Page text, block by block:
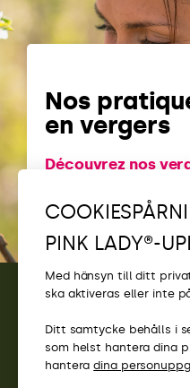
Nos
en vergers
Découvrez nos
ÅTKOMST
PINK LADY®-
Med hänsyn till ditt
ska aktiveras eller inte
Ditt samtycke behålls i
som helst hantera dina
hanteradina